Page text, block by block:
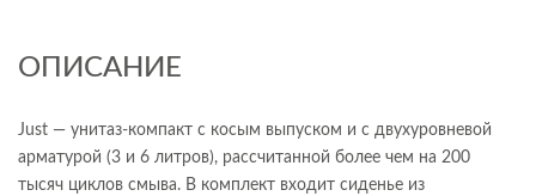
ОПИСАНИЕ
Just — унитаз-компакт с косым выпуском и с двухуровневой
арматурой (3 и 6 литров), рассчитанной более чем на 200
тысяч циклов смыва. В комплект входит сиденье из